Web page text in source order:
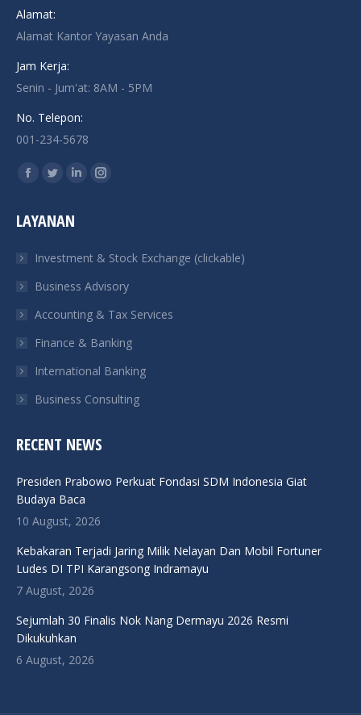
Alamat:
Alamat Kantor Yayasan Anda
Jam Kerja:
Senin - Jum'at: 8AM - 5PM
No. Telepon:
001-234-5678
Find us on:
Facebook
opens
new
window
Twitter
opens
new
window
Linkedin
new
window
Instagram
new
window
LAYANAN
Investment & Stock Exchange (clickable)
Business Advisory
Accounting & Tax Services
Finance & Banking
International Banking
Business Consulting
RECENT NEWS
Presiden Prabowo Perkuat Fondasi SDM Indonesia Giat
Budaya Baca
10 August, 2026
Kebakaran Terjadi Jaring Milik Nelayan Dan Mobil Fortuner
Ludes DI TPI Karangsong Indramayu
7 August, 2026
Sejumlah 30 Finalis Nok Nang Dermayu 2026 Resmi
Dikukuhkan
6 August, 2026